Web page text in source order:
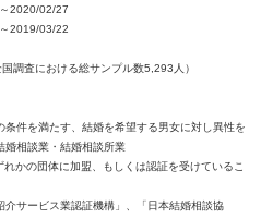
2020/02/27
2019/03/22
調査における総サンプル数5,293人）
条件を満たす、結婚を希望する男女に対し異性を
婚相談業・結婚相談所業
れかの団体に加盟、もしくは認証を受けているこ
介サービス業認証機構」、「日本結婚相談協